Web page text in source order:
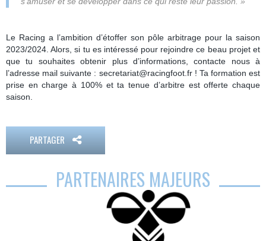
Le Racing a l’ambition d’étoffer son pôle arbitrage pour la saison
2023/2024. Alors, si tu es intéressé pour rejoindre ce beau projet et
que tu souhaites obtenir plus d’informations, contacte nous à
l’adresse mail suivante : secretariat@racingfoot.fr ! Ta formation est
prise en charge à 100% et ta tenue d’arbitre est offerte chaque
saison.
PARTAGER
PARTENAIRES MAJEURS